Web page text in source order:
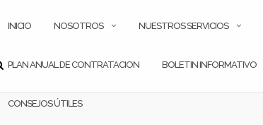
INICIO NOSOTROS NUESTROS SERVICIOS
PLAN ANUAL DE CONTRATACION BOLETIN INFORMATIVO
CONSEJOS ÚTILES